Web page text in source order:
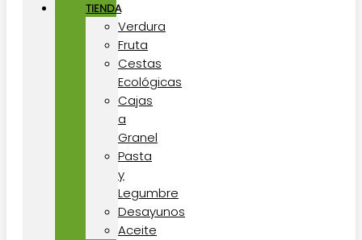
TIENDA
Verdura
Fruta
Cestas
Ecológicas
Cajas
a
Granel
Pasta
y
Legumbre
Desayunos
Aceite